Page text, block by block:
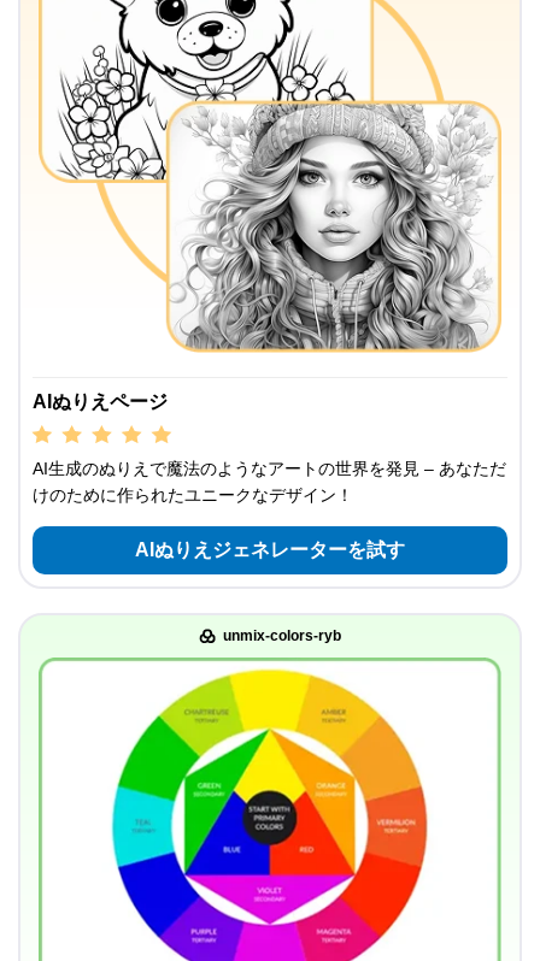
AIぬりえページ
AI生成のぬりえで魔法のようなアートの世界を発見 – あなただ
けのために作られたユニークなデザイン！
AIぬりえジェネレーターを試す
unmix-colors-ryb